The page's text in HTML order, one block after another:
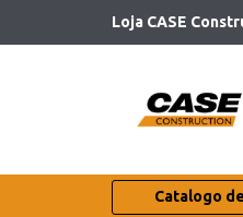
Loja CASE
Catalogo